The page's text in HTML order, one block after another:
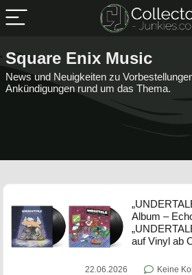
Square Enix Music
News und Neuigkeiten zu
Ankündigungen rund um das Thema.
Album –
auf Vinyl ab
22.06.2026 Keine